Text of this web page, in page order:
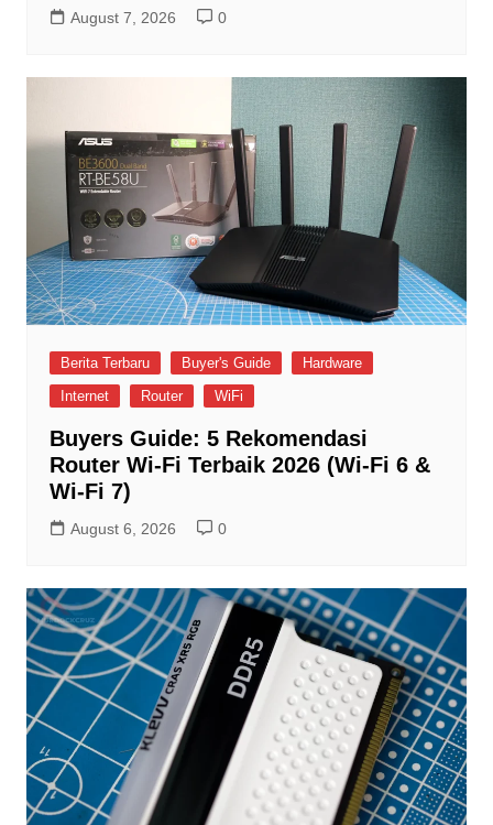
August 7, 2026 0
Berita Terbaru Buyer's Guide
Hardware
Internet
Router WiFi
Buyers Guide: 5 Rekomendasi
Router Wi-Fi Terbaik 2026 (Wi-Fi 6 &
Wi-Fi 7)
August 6, 2026 0